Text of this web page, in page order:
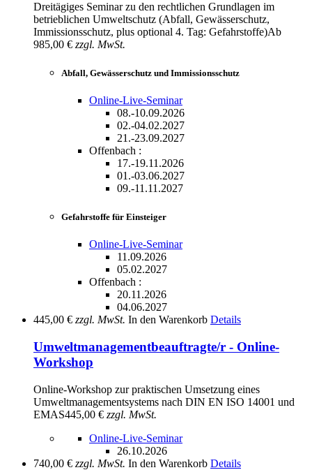
Dreitägiges Seminar zu den rechtlichen Grundlagen im
betrieblichen Umweltschutz (Abfall, Gewässerschutz,
Immissionsschutz, plus optional 4. Tag: Gefahrstoffe)Ab
985,00 € zzgl. MwSt.
Abfall, Gewässerschutz und Immissionsschutz
Online-Live-Seminar
08.-10.09.2026
02.-04.02.2027
21.-23.09.2027
Offenbach :
17.-19.11.2026
01.-03.06.2027
09.-11.11.2027
Gefahrstoffe für Einsteiger
Online-Live-Seminar
11.09.2026
05.02.2027
Offenbach :
20.11.2026
04.06.2027
445,00 € zzgl. MwSt. In den Warenkorb Details
Umweltmanagementbeauftragte/r - Online-
Workshop
Online-Workshop zur praktischen Umsetzung eines
Umweltmanagementsystems nach DIN EN ISO 14001 und
EMAS445,00 € zzgl. MwSt.
Online-Live-Seminar
26.10.2026
740,00 € zzgl. MwSt. In den Warenkorb Details